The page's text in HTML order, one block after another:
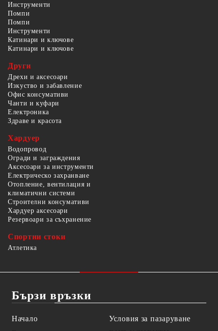
Инструменти
Помпи
Помпи
Инструменти
Катинари и ключове
Катинари и ключове
Други
Дрехи и аксесоари
Изкуство и забавление
Офис консумативи
Чанти и куфари
Електроника
Здраве и красота
Хардуер
Водопровод
Огради и заграждения
Аксесоари за инструменти
Електрическо захранване
Отопление, вентилация и
климатични системи
Строителни консумативи
Хардуер аксесоари
Резервоари за съхранение
Спортни стоки
Атлетика
Бързи връзки
Начало
Условия за пазаруване